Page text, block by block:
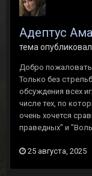
Адептус
тема
Добро пожаловать
Только без
обсуждения всех
числе тех, по
очень хочется
праведных" и
25 августа, 2025